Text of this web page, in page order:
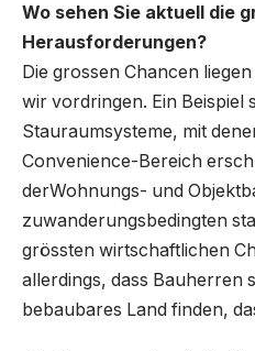
Wo sehen Sie aktuell die
Herausforderungen?
Die grossen Chancen
wir vordringen. Ein Beispiel
Stauraumsysteme, mit
Convenience-Bereich
derWohnungs- und
zuwanderungsbedingten
grössten wirtschaftlichen
allerdings, dass Bauherren
bebaubares Land finden,